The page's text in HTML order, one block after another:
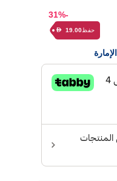
-31%
حفظ D 19.00
الإمارة